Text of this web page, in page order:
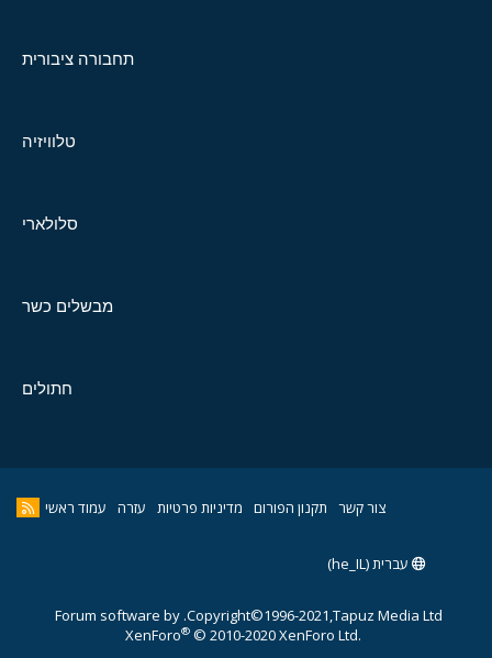
תחבורה ציבורית
טלוויזיה
סלולארי
מבשלים כשר
חתולים
צור קשר תקנון הפורום מדיניות פרטיות עזרה עמוד ראשי
עברית (he_IL)
Copyright©1996-2021,Tapuz Media Ltd.
Forum software by
XenForo® © 2010-2020 XenForo Ltd.